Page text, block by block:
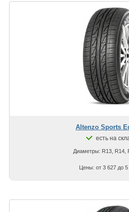
Altenzo Sports
есть на
Диаметры: R13, R14,
Цены: от 3 627 до 5